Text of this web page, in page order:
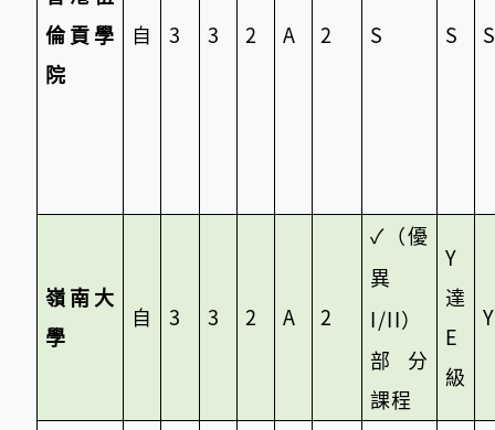
倫貢學
院
自 3 3 2 A 2 S S S
嶺南大
學
自 3 3 2 A 2
✓ （優
異
I/II）
部分
課程
Y
達
E
級
Y